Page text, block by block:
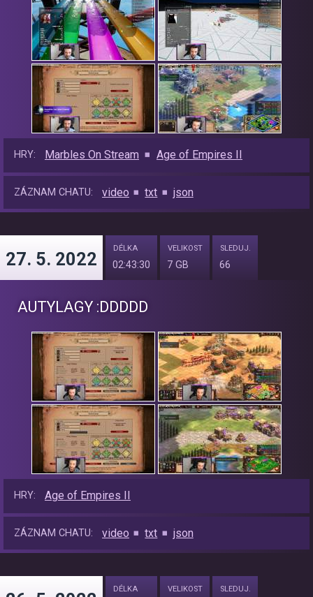
HRY: Marbles On Stream Age of Empires II
ZÁZNAM CHATU: video txt json
27. 5. 2022
DÉLKA
02:43:30
VELIKOST
7 GB
SLEDUJ.
66
AUTYLAGY :DDDDD
HRY: Age of Empires II
ZÁZNAM CHATU: video txt json
DÉLKA VELIKOST SLEDUJ.